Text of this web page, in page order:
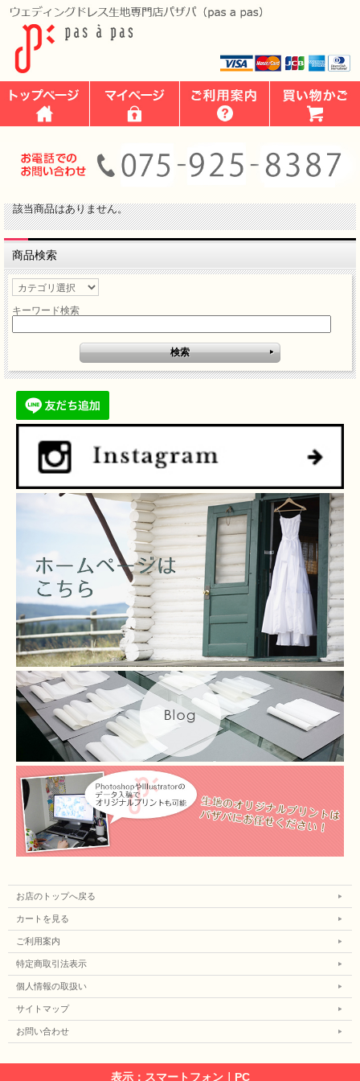
該当商品はありません。
商品検索
キーワード検索
お店のトップへ戻る
カートを見る
ご利用案内
特定商取引法表示
個人情報の取扱い
サイトマップ
お問い合わせ
表示：スマートフォン｜ PC